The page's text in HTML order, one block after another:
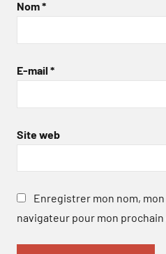
Nom*
E-mail *
Site web
Enregistrer mon nom,
navigateur pour mon prochain